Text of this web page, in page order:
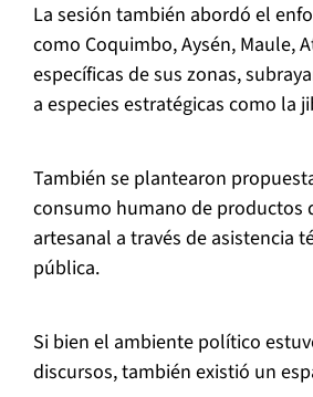
La sesión también abordó el
como Coquimbo, Aysén, Maule,
específicas de sus zonas,
a especies estratégicas como la
También se plantearon
consumo humano de productos
artesanal a través de asistencia
pública.
Si bien el ambiente político
discursos, también existió un